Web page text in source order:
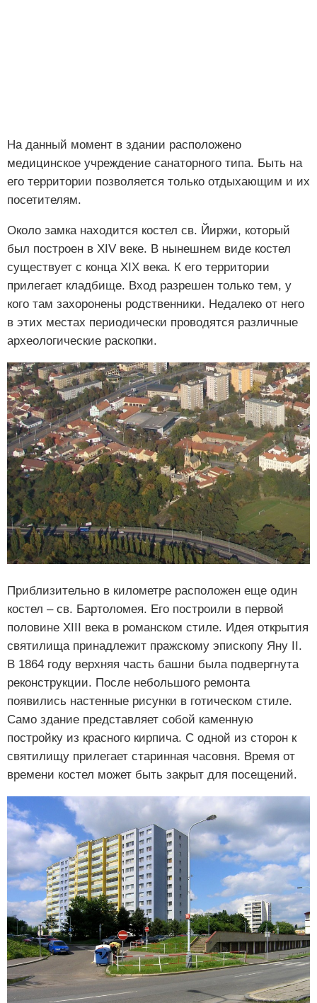
На данный момент в здании расположено
медицинское учреждение санаторного типа. Быть на
его территории позволяется только отдыхающим и их
посетителям.
Около замка находится костел св. Йиржи, который
был построен в XIV веке. В нынешнем виде костел
существует с конца XIX века. К его территории
прилегает кладбище. Вход разрешен только тем, у
кого там захоронены родственники. Недалеко от него
в этих местах периодически проводятся различные
археологические раскопки.
Приблизительно в километре расположен еще один
костел – св. Бартоломея. Его построили в первой
половине XIII века в романском стиле. Идея открытия
святилища принадлежит пражскому эпископу Яну II.
В 1864 году верхняя часть башни была подвергнута
реконструкции. После небольшого ремонта
появились настенные рисунки в готическом стиле.
Само здание представляет собой каменную
постройку из красного кирпича. С одной из сторон к
святилищу прилегает старинная часовня. Время от
времени костел может быть закрыт для посещений.